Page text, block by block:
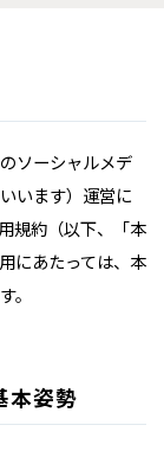
ソーシャルメデ
います）運営に
規約（以下、「本
にあたっては、本
。
本姿勢